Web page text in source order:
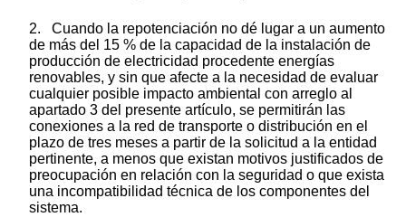
2. Cuando la repotenciación no dé lugar a un aumento
de más del 15 % de la capacidad de la instalación de
producción de electricidad procedente energías
renovables, y sin que afecte a la necesidad de evaluar
cualquier posible impacto ambiental con arreglo al
apartado 3 del presente artículo, se permitirán las
conexiones a la red de transporte o distribución en el
plazo de tres meses a partir de la solicitud a la entidad
pertinente, a menos que existan motivos justificados de
preocupación en relación con la seguridad o que exista
una incompatibilidad técnica de los componentes del
sistema.